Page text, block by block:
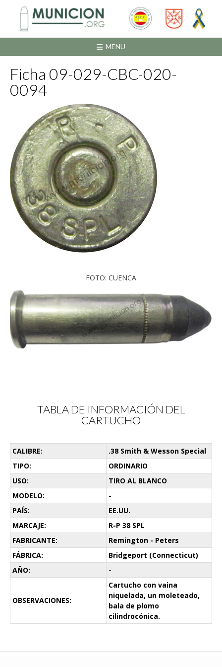
contenido
MENU
Ficha 09-029-CBC-020-
0094
FOTO: CUENCA
TABLA DE INFORMACIÓN DEL
CARTUCHO
CALIBRE:
.38 Smith & Wesson Special
TIPO:
ORDINARIO
USO:
TIRO AL BLANCO
MODELO:
-
PAÍS:
EE.UU.
MARCAJE:
R-P 38 SPL
FABRICANTE:
Remington - Peters
FÁBRICA:
Bridgeport (Connecticut)
AÑO:
-
OBSERVACIONES:
Cartucho con vaina
niquelada, un moleteado,
bala de plomo
cilindrocónica.